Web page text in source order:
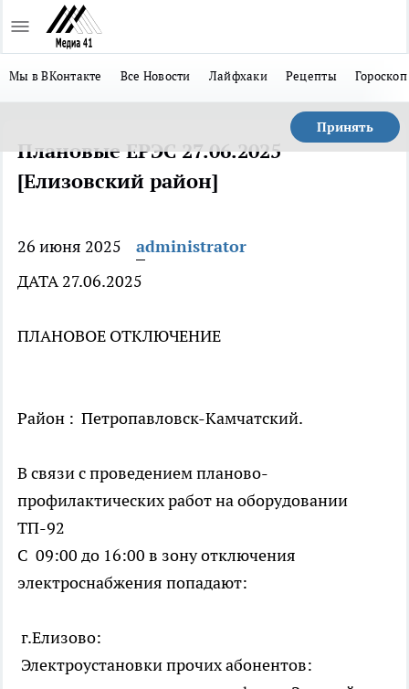
Мы в ВКонтакте Все Новости Лайфхаки Рецепты Гороскоп
Принять
Плановые ЕРЭС 27.06.2025
[Елизовский район]
26 июня 2025
administrator
ДАТА 27.06.2025
ПЛАНОВОЕ ОТКЛЮЧЕНИЕ
Район : Петропавловск-Камчатский.
В связи с проведением планово-
профилактических работ на оборудовании
ТП-92
С 09:00 до 16:00 в зону отключения
электроснабжения попадают:
г.Елизово:
Электроустановки прочих абонентов: